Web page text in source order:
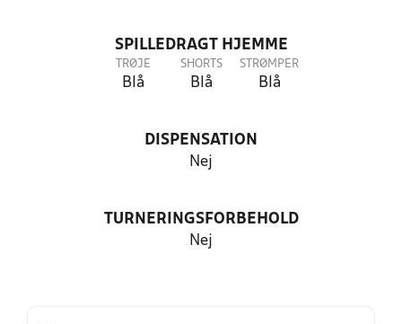
SPILLEDRAGT HJEMME
TRØJE
Blå
SHORTS
Blå
STRØMPER
Blå
DISPENSATION
Nej
TURNERINGSFORBEHOLD
Nej